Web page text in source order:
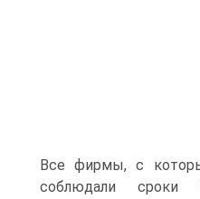
Все фирмы, с
соблюдали сроки